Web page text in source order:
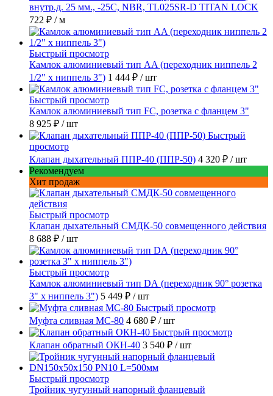
внутр.д. 25 мм., -25C, NBR, TL025SR-D TITAN LOCK
722 ₽ / м
Быстрый просмотр
Камлок алюминиевый тип AA (переходник ниппель 2
1/2" х ниппель 3") 1 444 ₽ / шт
Быстрый просмотр
Камлок алюминиевый тип FC, розетка с фланцем 3"
8 925 ₽ / шт
Быстрый
просмотр
Клапан дыхательный ППР-40 (ППР-50) 4 320 ₽ / шт
Рекомендуем
Хит продаж
Быстрый просмотр
Клапан дыхательный СМДК-50 совмещенного действия
8 688 ₽ / шт
Быстрый просмотр
Камлок алюминиевый тип DА (переходник 90° розетка
3" х ниппель 3") 5 449 ₽ / шт
Быстрый просмотр
Муфта сливная МС-80 4 680 ₽ / шт
Быстрый просмотр
Клапан обратный ОКН-40 3 540 ₽ / шт
Быстрый просмотр
Тройник чугунный напорный фланцевый